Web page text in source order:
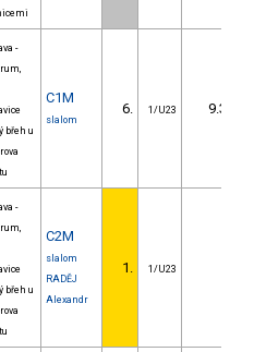
-
břeh u
C1M
slalom
6. 1/U23 9.30
-
břeh u
C2M
slalom
RADĚJ
Alexandr
1. 1/U23